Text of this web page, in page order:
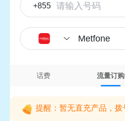
+855
Metfone
话费 流量订购
提醒：暂无直充产品，